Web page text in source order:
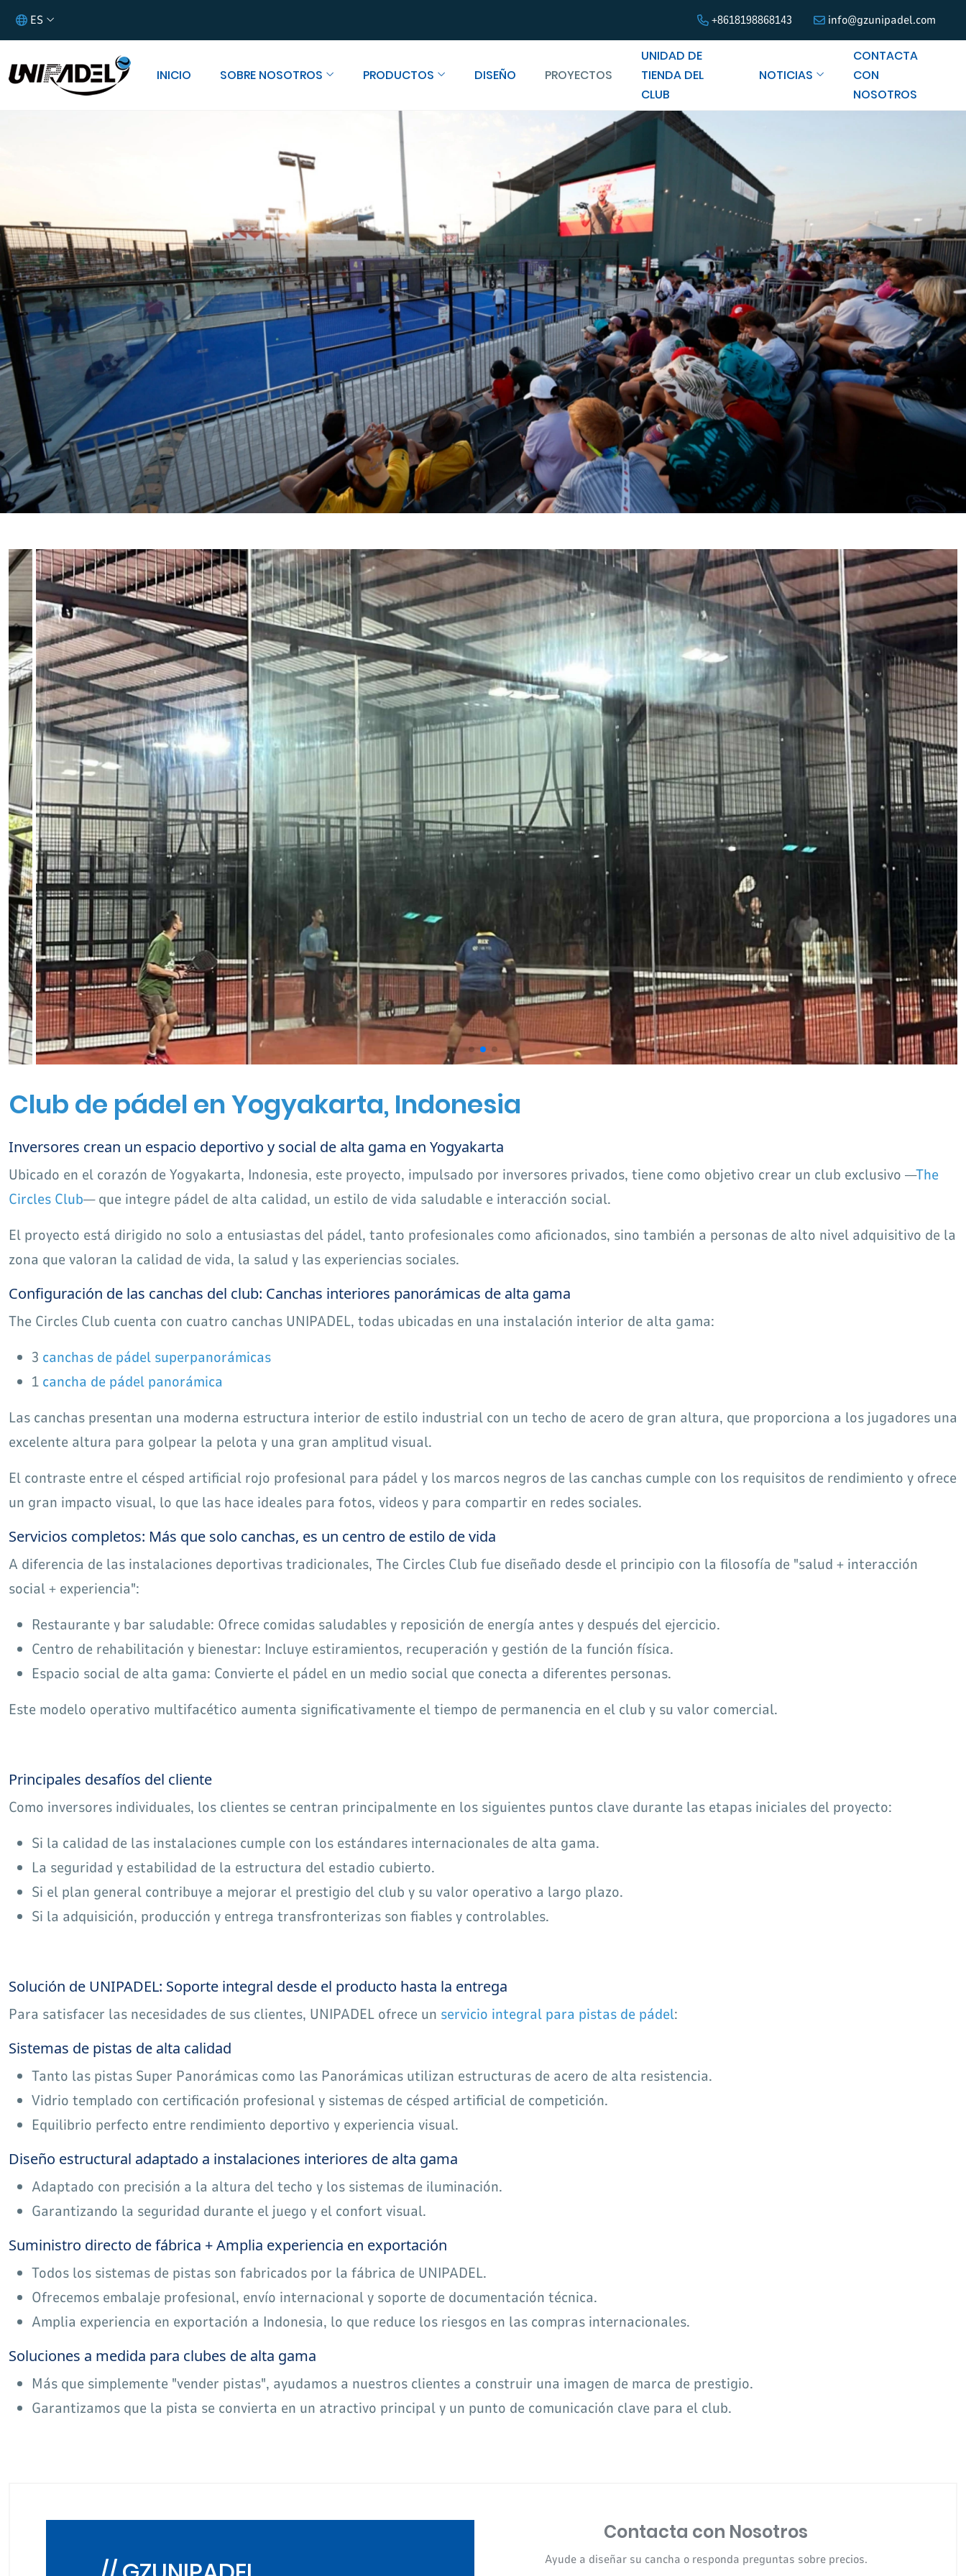
ES +8618198868143 info@gzunipadel.com
INICIO SOBRE NOSOTROS PRODUCTOS DISEÑO PROYECTOS
UNIDAD DE
TIENDA DEL
CLUB
NOTICIAS
CONTACTA
CON
NOSOTROS
Club de pádel en Yogyakarta, Indonesia
Inversores crean un espacio deportivo y social de alta gama en Yogyakarta
Ubicado en el corazón de Yogyakarta, Indonesia, este proyecto, impulsado por inversores privados, tiene como objetivo crear un club exclusivo —The
Circles Club— que integre pádel de alta calidad, un estilo de vida saludable e interacción social.
El proyecto está dirigido no solo a entusiastas del pádel, tanto profesionales como aficionados, sino también a personas de alto nivel adquisitivo de la
zona que valoran la calidad de vida, la salud y las experiencias sociales.
Configuración de las canchas del club: Canchas interiores panorámicas de alta gama
The Circles Club cuenta con cuatro canchas UNIPADEL, todas ubicadas en una instalación interior de alta gama:
3 canchas de pádel superpanorámicas
1 cancha de pádel panorámica
Las canchas presentan una moderna estructura interior de estilo industrial con un techo de acero de gran altura, que proporciona a los jugadores una
excelente altura para golpear la pelota y una gran amplitud visual.
El contraste entre el césped artificial rojo profesional para pádel y los marcos negros de las canchas cumple con los requisitos de rendimiento y ofrece
un gran impacto visual, lo que las hace ideales para fotos, videos y para compartir en redes sociales.
Servicios completos: Más que solo canchas, es un centro de estilo de vida
A diferencia de las instalaciones deportivas tradicionales, The Circles Club fue diseñado desde el principio con la filosofía de "salud + interacción
social + experiencia":
Restaurante y bar saludable: Ofrece comidas saludables y reposición de energía antes y después del ejercicio.
Centro de rehabilitación y bienestar: Incluye estiramientos, recuperación y gestión de la función física.
Espacio social de alta gama: Convierte el pádel en un medio social que conecta a diferentes personas.
Este modelo operativo multifacético aumenta significativamente el tiempo de permanencia en el club y su valor comercial.
Principales desafíos del cliente
Como inversores individuales, los clientes se centran principalmente en los siguientes puntos clave durante las etapas iniciales del proyecto:
Si la calidad de las instalaciones cumple con los estándares internacionales de alta gama.
La seguridad y estabilidad de la estructura del estadio cubierto.
Si el plan general contribuye a mejorar el prestigio del club y su valor operativo a largo plazo.
Si la adquisición, producción y entrega transfronterizas son fiables y controlables.
Solución de UNIPADEL: Soporte integral desde el producto hasta la entrega
Para satisfacer las necesidades de sus clientes, UNIPADEL ofrece un servicio integral para pistas de pádel:
Sistemas de pistas de alta calidad
Tanto las pistas Super Panorámicas como las Panorámicas utilizan estructuras de acero de alta resistencia.
Vidrio templado con certificación profesional y sistemas de césped artificial de competición.
Equilibrio perfecto entre rendimiento deportivo y experiencia visual.
Diseño estructural adaptado a instalaciones interiores de alta gama
Adaptado con precisión a la altura del techo y los sistemas de iluminación.
Garantizando la seguridad durante el juego y el confort visual.
Suministro directo de fábrica + Amplia experiencia en exportación
Todos los sistemas de pistas son fabricados por la fábrica de UNIPADEL.
Ofrecemos embalaje profesional, envío internacional y soporte de documentación técnica.
Amplia experiencia en exportación a Indonesia, lo que reduce los riesgos en las compras internacionales.
Soluciones a medida para clubes de alta gama
Más que simplemente "vender pistas", ayudamos a nuestros clientes a construir una imagen de marca de prestigio.
Garantizamos que la pista se convierta en un atractivo principal y un punto de comunicación clave para el club.
Contacta con Nosotros
Ayude a diseñar su cancha o responda preguntas sobre precios.